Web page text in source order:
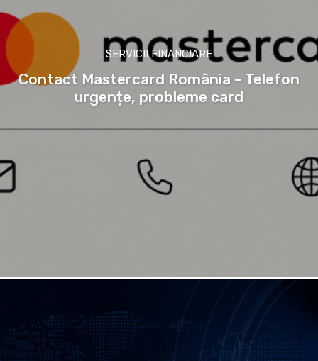
SERVICII FINANCIARE
Contact Mastercard România – Telefon
urgențe, probleme card